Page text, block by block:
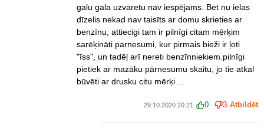
galu gala uzvaretu nav iespējams. Bet nu ielas
dīzelis nekad nav taisīts ar domu skrieties ar
benzīnu, attiecigi tam ir pilnīgi citam mērķim
sarēķināti parnesumi, kur pirmais bieži ir ļoti
"īss", un tadēļ arī nereti benzīnniekiem.pilnīgi
pietiek ar mazāku pārnesumu skaitu, jo tie atkal
būvēti ar drusku citu mērķi ...
29.10.2020 20:21 0 3 Atbildēt